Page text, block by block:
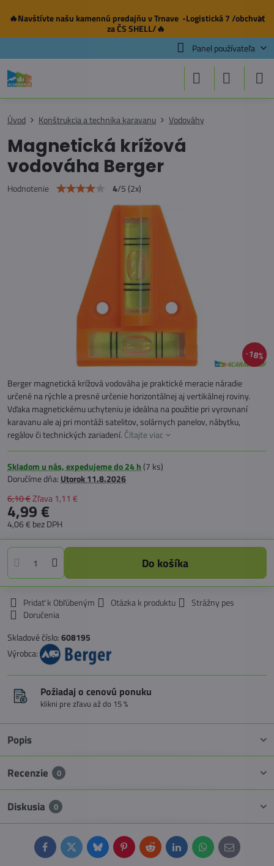
✕
🔥Navštívte našu kamennú predajňuv Trnave -Logistická 7 /obchvat
za ČS SHELL/🔥
Panel používateľa
18%
Úvod Konštrukcia a technika karavanu Vodováhy
Magnetická krížová
vodováha Berger
Hodnotenie 4/5(2x)
Berger magnetická krížová vodováha je praktické meracie náradie
určené na rýchle a presné určenie horizontálnej aj vertikálnej roviny.
Vďaka magnetickému uchyteniu je ideálna na použitie pri vyrovnaní
karavanu ale aj pri montáži satelitov, solárnych panelov, nábytku,
regálov či technických zariadení. Čítajte viac
Skladom u nás, expedujeme do 24 h(7 ks)
Doručíme dňa: Utorok11.8.2026
6,10 €Zľava 1,11 €
4,99 €
4,06 € bez DPH
Do košíka
Pridať k Obľúbeným Otázka k produktu
Strážny pes
Doručenia
Skladové číslo:608195
Výrobca:
Požiadaj o cenovú ponuku
klikni pre zľavu až do 15 %
Popis
Recenzie 0
Diskusia 0
FacebookTwitterBlueskyPinterestReddit LinkedInWhatsApp
E-
mail